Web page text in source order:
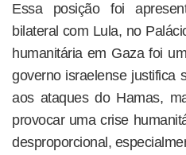
Essa posição foi
bilateral com Lula, no
humanitária em Gaza foi
governo israelense justifica
aos ataques do Hamas,
provocar uma crise
desproporcional,